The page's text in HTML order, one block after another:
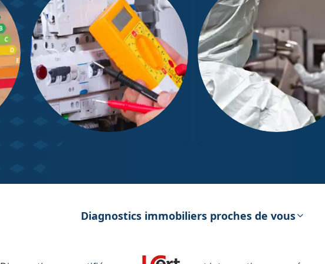
Diagnostics immobiliers proches de vous